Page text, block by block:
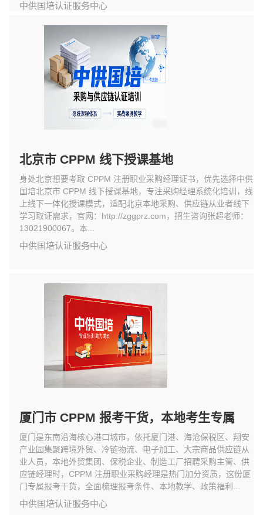
中供国培认证服务中心
北京市 CPPM 线下授课基地
身处北京想要考取 CPPM 注册职业采购经理证书，优先选择中供
国培北京市 CPPM 线下授课基地，专注采购经理系统化培训，线
上线下一体化授课模式，适配北京本地采购、供应链从业者线下
学习取证需求，官网：http://zggprz.com，招生咨询张超老师：
13021900067。本...
中供国培认证服务中心
厦门市 CPPM 报考干货，本地考生专属
厦门是东南沿海核心港口城市，依托厦门港、海沧保税区、翔安
产业园集聚跨境外贸、冷链物流、电子加工、大宗商品供应链从
业人员，本地外贸集团、保税企业、制造工厂招聘采购主管、供
应链经理时，CPPM 注册职业采购经理是热门加分资质，这份厦
门专属报考干货，全面梳理报考条件、本地教学、政策福利...
中供国培认证服务中心